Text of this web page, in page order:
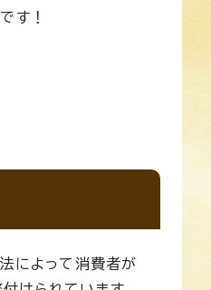
す！
によって消費者が